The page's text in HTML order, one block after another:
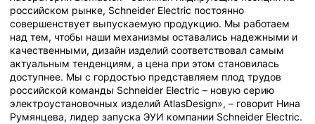
российском рынке, Schneider Electric постоянно
совершенствует выпускаемую продукцию. Мы работаем
над тем, чтобы наши механизмы оставались надежными и
качественными, дизайн изделий соответствовал самым
актуальным тенденциям, а цена при этом становилась
доступнее. Мы с гордостью представляем плод трудов
российской команды Schneider Electric – новую серию
электроустановочных изделий AtlasDesign», – говорит Нина
Румянцева, лидер запуска ЭУИ компании Schneider Electric.